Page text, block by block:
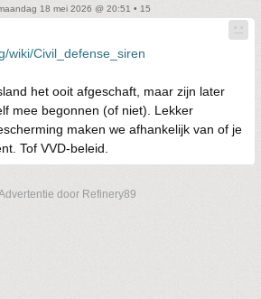
18 mei 2026 @ 20:51 • 15
wiki/Civil_defense_siren
het ooit afgeschaft, maar zijn later
mee begonnen (of niet). Lekker
maken we afhankelijk van of je
Tof VVD-beleid.
door Refinery89